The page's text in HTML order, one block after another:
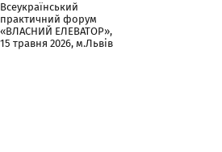
Всеукраїнський
практичний форум
«ВЛАСНИЙ ЕЛЕВАТОР»,
15 травня 2026, м.Львів